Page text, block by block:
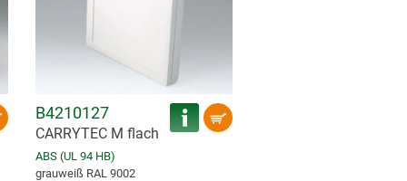
B4210127
CARRYTEC M flach
ABS (UL 94 HB)
grauweiß RAL 9002